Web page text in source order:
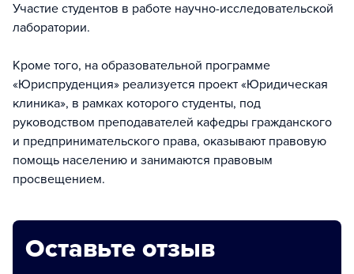
Участие студентов в работе научно-исследовательской
лаборатории.
Кроме того, на образовательной программе
«Юриспруденция» реализуется проект «Юридическая
клиника», в рамках которого студенты, под
руководством преподавателей кафедры гражданского
и предпринимательского права, оказывают правовую
помощь населению и занимаются правовым
просвещением.
Оставьте отзыв